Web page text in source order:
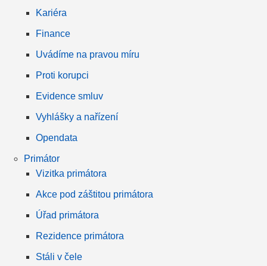
Kariéra
Finance
Uvádíme na pravou míru
Proti korupci
Evidence smluv
Vyhlášky a nařízení
Opendata
Primátor
Vizitka primátora
Akce pod záštitou primátora
Úřad primátora
Rezidence primátora
Stáli v čele